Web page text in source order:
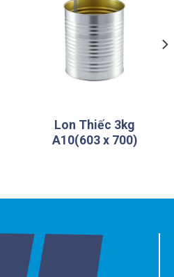
Lon Thiếc 3kg
A10(603 x 700)